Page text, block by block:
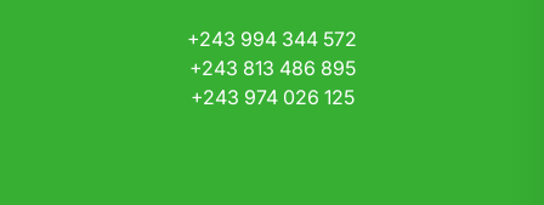
+243 994 344 572
+243 813 486 895
+243 974 026 125